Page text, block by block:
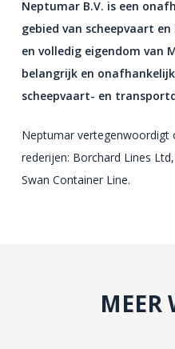
Neptumar B.V. is een
gebied van scheepvaart
en volledig eigendom van
belangrijk en
scheepvaart- en
Neptumar vertegenwoordigt
rederijen: Borchard Lines
Swan Container Line.
MEER